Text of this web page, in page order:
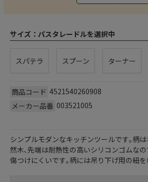
サイズ： パスタレードルを選択中
スパテラ スプーン ターナー
商品コード 4521540260908
メーカー品番 003521005
シンプルモダンなキッチンツールです｡柄
然木､先端は耐熱性の高いシリコンゴムな
傷つけにくいです｡柄には吊り下げ用の紐を